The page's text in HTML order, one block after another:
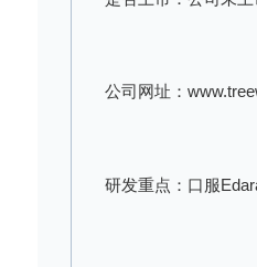
公司网址：
研发重点：口服